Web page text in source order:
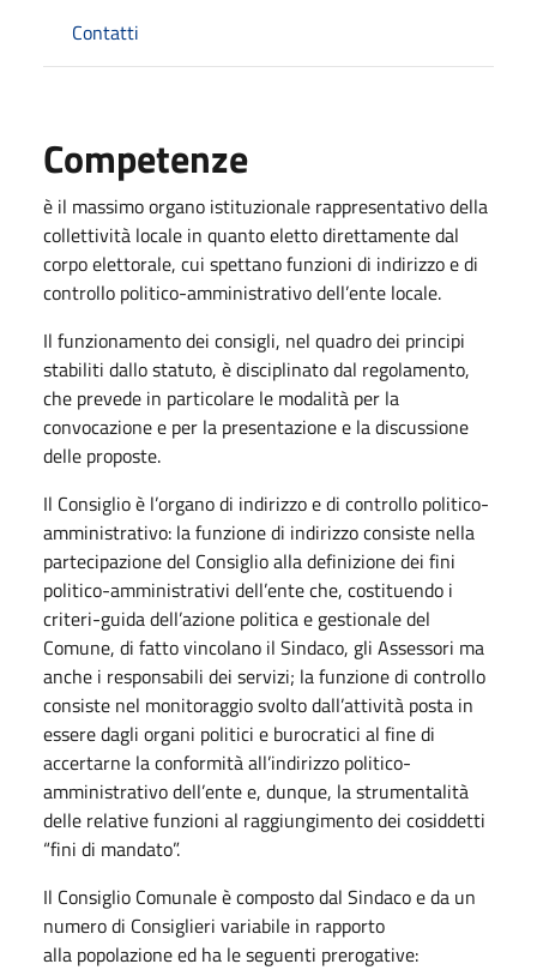
Contatti
Competenze
è il massimo organo istituzionale rappresentativo della
collettività locale in quanto eletto direttamente dal
corpo elettorale, cui spettano funzioni di indirizzo e di
controllo politico-amministrativo dell’ente locale.
Il funzionamento dei consigli, nel quadro dei principi
stabiliti dallo statuto, è disciplinato dal regolamento,
che prevede in particolare le modalità per la
convocazione e per la presentazione e la discussione
delle proposte.
Il Consiglio è l’organo di indirizzo e di controllo politico-
amministrativo: la funzione di indirizzo consiste nella
partecipazione del Consiglio alla definizione dei fini
politico-amministrativi dell’ente che, costituendo i
criteri-guida dell’azione politica e gestionale del
Comune, di fatto vincolano il Sindaco, gli Assessori ma
anche i responsabili dei servizi; la funzione di controllo
consiste nel monitoraggio svolto dall’attività posta in
essere dagli organi politici e burocratici al fine di
accertarne la conformità all’indirizzo politico-
amministrativo dell’ente e, dunque, la strumentalità
delle relative funzioni al raggiungimento dei cosiddetti
“fini di mandato”.
Il Consiglio Comunale è composto dal Sindaco e da un
numero di Consiglieri variabile in rapporto
alla popolazione ed ha le seguenti prerogative: